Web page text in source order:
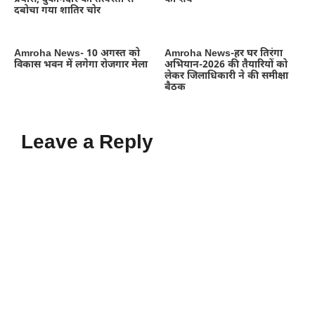
दबोचा गया शातिर चोर
Amroha News- 10 अगस्त को
विकास भवन में लगेगा रोजगार मेला
Amroha News-हर घर तिरंगा
अभियान-2026 की तैयारियों को
लेकर जिलाधिकारी ने की समीक्षा
बैठक
Leave a Reply